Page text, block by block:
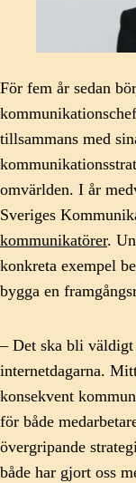
För fem år sedan
tillsammans med
omvärlden. I år
Sveriges
kommunikatörer.
konkreta exempel
bygga en
– Det ska bli väldigt
internetdagarna.
konsekvent
för både
övergripande
både har gjort oss